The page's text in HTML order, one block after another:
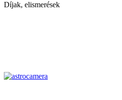
Díjak, elismerések